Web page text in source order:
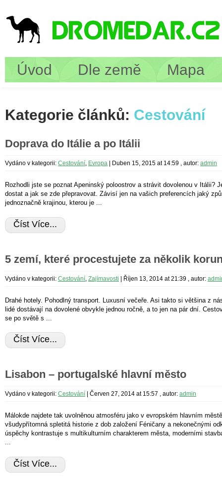
Úvod Dle země Mapa
Kategorie článků: Cestování
Doprava do Itálie a po Itálii
Vydáno v kategorii: Cestování, Evropa Duben 15, 2015 at 14:59 , autor: admin
Rozhodli jste se poznat Apeninský poloostrov a strávit dovolenou v Itálii?
dostat a jak se zde přepravovat. Závisí jen na vašich preferencích jaký
jednoznačně krajinou, kterou je ...
Číst Více...
5 zemí, které procestujete za několik
Vydáno v kategorii: Cestování Zajímavosti | Říjen 13, 2014 at 21:39 , autor:
Drahé hotely. Pohodlný transport. Luxusní večeře. Asi takto si většina z
lidé dostávají na dovolené obvykle jednou ročně, a to jen na pár dní.
se po světě s ...
Číst Více...
Lisabon – portugalské hlavní město
Vydáno v kategorii: Cestování Červen 27, 2014 at 15:57 , autor: admin
Málokde najdete tak uvolněnou atmosféru jako v evropském hlavním
všudypřítomná spletitá historie z dob založení Féničany a nekonečnými
úspěchy kontrastuje s multikulturním charakterem města, moderními
...
Číst Více...